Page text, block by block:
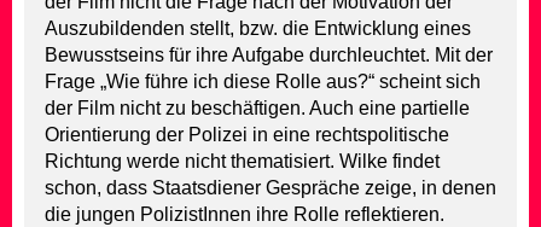
Auszubildenden stellt, bzw. die Entwicklung eines
Bewusstseins für ihre Aufgabe durchleuchtet. Mit der
Frage „Wie führe ich diese Rolle aus?“ scheint sich
der Film nicht zu beschäftigen. Auch eine partielle
Orientierung der Polizei in eine rechtspolitische
Richtung werde nicht thematisiert. Wilke findet
schon, dass Staatsdiener Gespräche zeige, in denen
die jungen PolizistInnen ihre Rolle reflektieren.